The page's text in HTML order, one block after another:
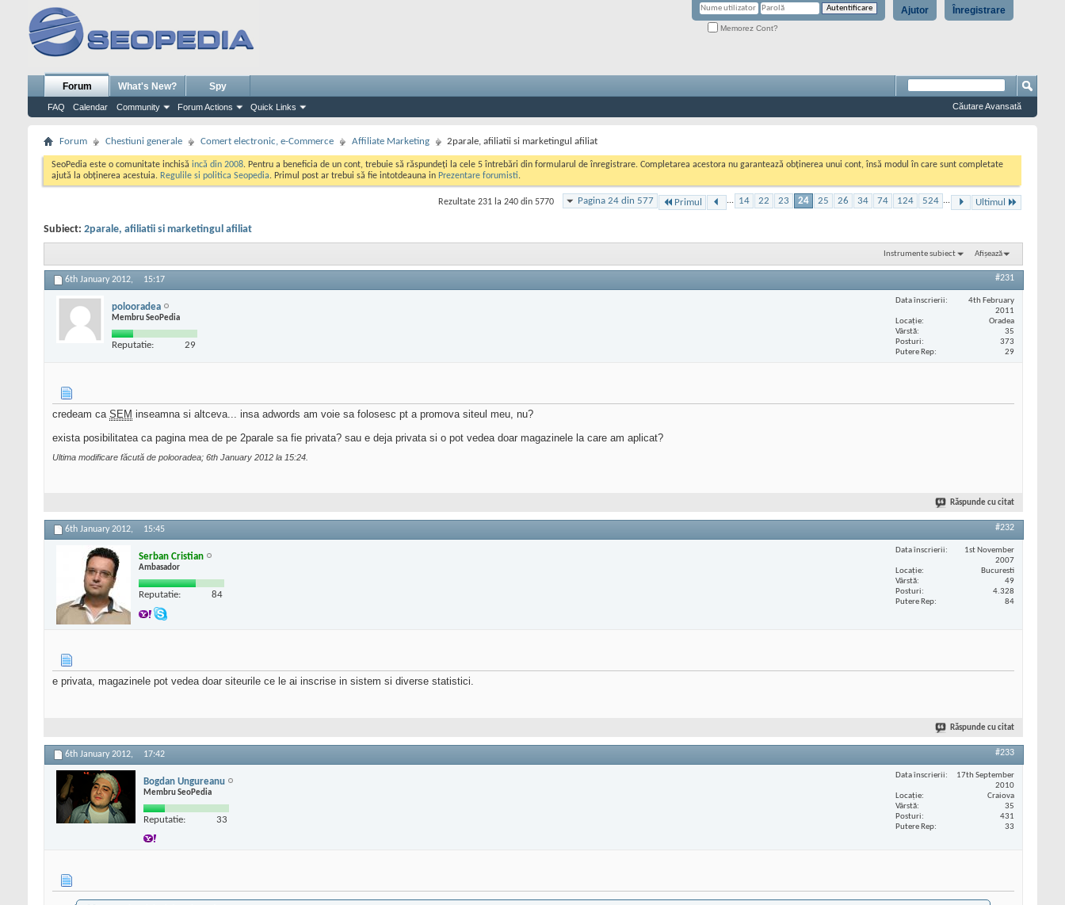
Înregistrare
Ajutor
Memorez Cont?
Forum
FAQ Calendar Community Forum Actions Quick Links
What's New? Spy
Căutare Avansată
Forum Chestiuni generale Comert electronic, e-Commerce Affiliate Marketing 2parale, afiliatii si marketingul afiliat
SeoPedia este o comunitate inchisă incă din 2008. Pentru a beneficia de un cont, trebuie să răspundeți la cele 5 întrebări din formularul de înregistrare. Completarea acestora nu garantează obținerea unui cont, însă modul în care sunt completate
ajută la obținerea acestuia. Regulile si politica Seopedia. Primul post ar trebui să fie intotdeauna in Prezentare forumisti.
Pagina 24 din 577 Primul ... 14 22 23 24 25 26 34 74 124 524 ... Ultimul
Rezultate 231 la 240 din 5770
Subiect: 2parale, afiliatii si marketingul afiliat
Instrumente subiect Afișează
6th January 2012, 15:17 #231
polooradea
Membru SeoPedia
Reputatie: 29
Data înscrierii
4th February
2011
Locaţie
Oradea
Vârstă
35
Posturi
373
Putere Rep
29
credeam ca SEM inseamna si altceva... insa adwords am voie sa folosesc pt a promova siteul meu, nu?
exista posibilitatea ca pagina mea de pe 2parale sa fie privata? sau e deja privata si o pot vedea doar magazinele la care am aplicat?
Ultima modificare făcută de polooradea; 6th January 2012 la 15:24
Răspunde cu citat
6th January 2012, 15:45 #232
Serban Cristian
Ambasador
Reputatie: 84
Data înscrierii
1st November
2007
Locaţie
Bucuresti
Vârstă
49
Posturi
4.328
Putere Rep
84
e privata, magazinele pot vedea doar siteurile ce le ai inscrise in sistem si diverse statistici.
Răspunde cu citat
6th January 2012, 17:42 #233
Bogdan Ungureanu
Membru SeoPedia
Reputatie: 33
Data înscrierii
17th September
2010
Locaţie
Craiova
Vârstă
35
Posturi
431
Putere Rep
33